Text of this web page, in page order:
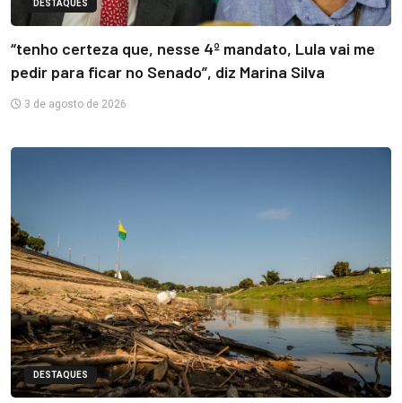
DESTAQUES
“tenho certeza que, nesse 4º mandato, Lula vai me
pedir para ficar no Senado”, diz Marina Silva
3 de agosto de 2026
DESTAQUES